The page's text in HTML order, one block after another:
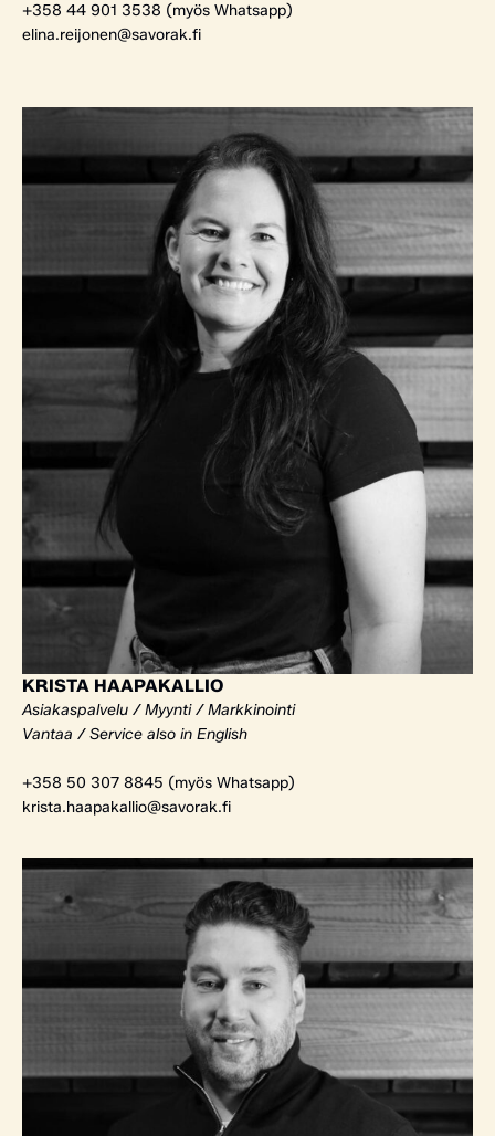
+358 44 901 3538 (myös Whatsapp)
elina.reijonen@savorak.fi
KRISTA HAAPAKALLIO
Asiakaspalvelu / Myynti / Markkinointi
Vantaa / Service also in English
+358 50 307 8845 (myös Whatsapp)
krista.haapakallio@savorak.fi